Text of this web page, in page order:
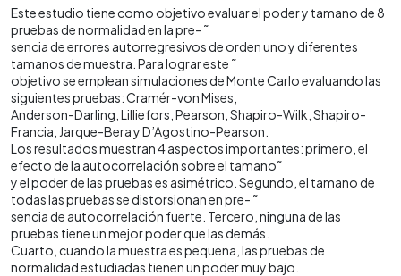
Este estudio tiene como objetivo evaluar el poder y tamano de 8
pruebas de normalidad en la pre- ˜
sencia de errores autorregresivos de orden uno y diferentes
tamanos de muestra. Para lograr este ˜
objetivo se emplean simulaciones de Monte Carlo evaluando las
siguientes pruebas: Cramér-von Mises,
Anderson-Darling, Lilliefors, Pearson, Shapiro-Wilk, Shapiro-
Francia, Jarque-Bera y D’Agostino-Pearson.
Los resultados muestran 4 aspectos importantes: primero, el
efecto de la autocorrelación sobre el tamano˜
y el poder de las pruebas es asimétrico. Segundo, el tamano de
todas las pruebas se distorsionan en pre- ˜
sencia de autocorrelación fuerte. Tercero, ninguna de las
pruebas tiene un mejor poder que las demás.
Cuarto, cuando la muestra es pequena, las pruebas de
normalidad estudiadas tienen un poder muy bajo.